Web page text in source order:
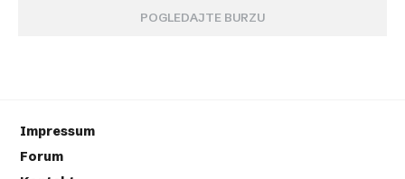
POGLEDAJTE BURZU
Impressum
Forum